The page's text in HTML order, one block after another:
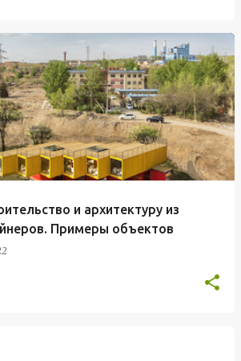
и архитектуру из
Примеры объектов